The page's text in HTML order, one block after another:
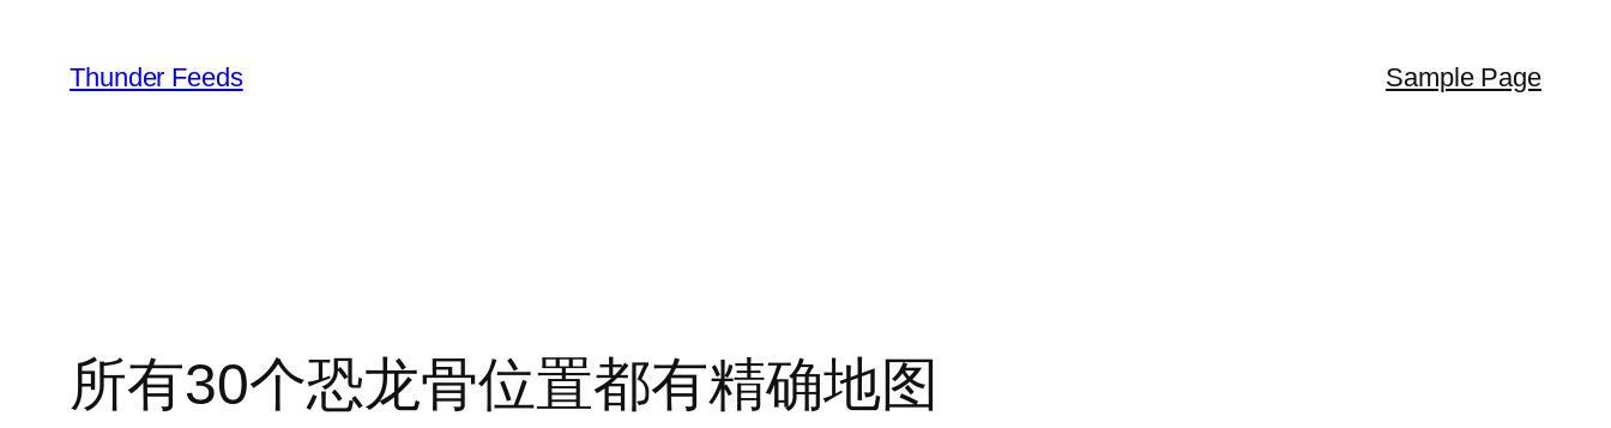
Thunder Feeds Sample Page
所有30个恐龙骨位置都有精确地图